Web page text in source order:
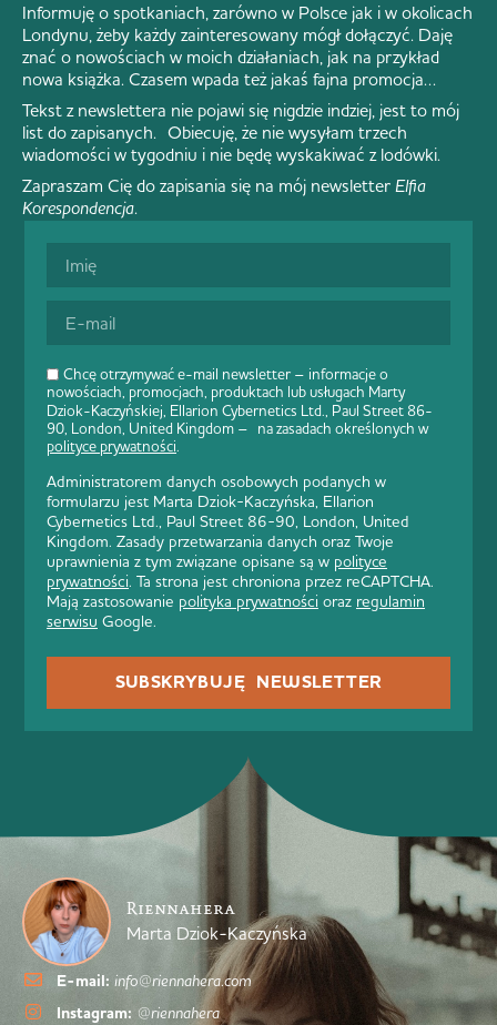
Chcę otrzymywać e-mail newsletter – informacje o
nowościach, promocjach, produktach lub usługach Marty
Dziok-Kaczyńskiej, Ellarion Cybernetics Ltd., Paul Street 86-
90, London, United Kingdom – na zasadach określonych w
polityce prywatności.
Administratorem danych osobowych podanych w
formularzu jest Marta Dziok-Kaczyńska, Ellarion
Cybernetics Ltd., Paul Street 86-90, London, United
Kingdom. Zasady przetwarzania danych oraz Twoje
uprawnienia z tym związane opisane są w polityce
prywatności. Ta strona jest chroniona przez reCAPTCHA.
Mają zastosowanie polityka prywatności oraz regulamin
serwisu Google.
SUBSKRYBUJĘ NEWSLETTER
Informuję o spotkaniach, zarówno w Polsce jak i w okolicach
Londynu, żeby każdy zainteresowany mógł dołączyć. Daję
znać o nowościach w moich działaniach, jak na przykład
nowa książka. Czasem wpada też jakaś fajna promocja…
Tekst z newslettera nie pojawi się nigdzie indziej, jest to mój
list do zapisanych. Obiecuję, że nie wysyłam trzech
wiadomości w tygodniu i nie będę wyskakiwać z lodówki.
Zapraszam Cię do zapisania się na mój newsletter Elfia
Korespondencja.
Riennahera
Marta Dziok-Kaczyńska
E-mail: info@riennahera.com
Instagram: @riennahera